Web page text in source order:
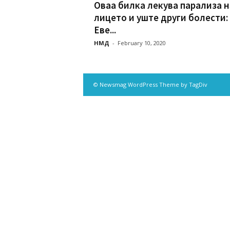
Оваа билка лекува парализа
лицето и уште други болести:
Еве...
НМД - February 10, 2020
© Newsmag WordPress Theme by TagDiv